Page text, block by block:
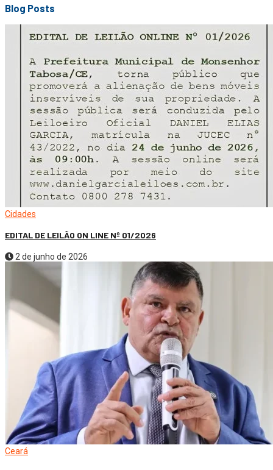
Blog Posts
Cidades
EDITAL DE LEILÃO ON LINE Nº 01/2026
2 de junho de 2026
Ceará